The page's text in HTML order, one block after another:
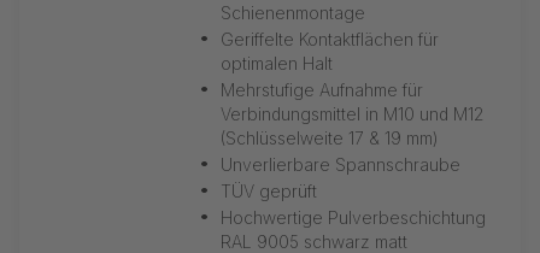
Schienenmontage
•
Geriffelte Kontaktflächen für
optimalen Halt
•
Mehrstufige Aufnahme für
Verbindungsmittel in M10 und M12
(Schlüsselweite 17 & 19 mm)
• Unverlierbare Spannschraube
• TÜV geprüft
•
Hochwertige Pulverbeschichtung
RAL 9005 schwarz matt